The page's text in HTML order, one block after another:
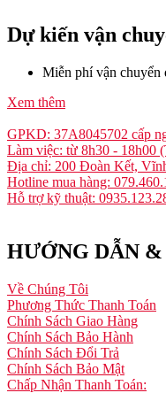
Dự kiến vận
Miễn phí vận chuyển
Xem thêm
GPKD: 37A8045702 cấp
Làm việc: từ 8h30 - 18h00
Địa chỉ: 200 Đoàn Kết,
Hotline mua hàng:
Hỗ trợ kỹ thuật:
HƯỚNG DẪN
Về Chúng Tôi
Phương Thức Thanh Toán
Chính Sách Giao Hàng
Chính Sách Bảo Hành
Chính Sách Đổi Trả
Chính Sách Bảo Mật
Chấp Nhận Thanh Toán: